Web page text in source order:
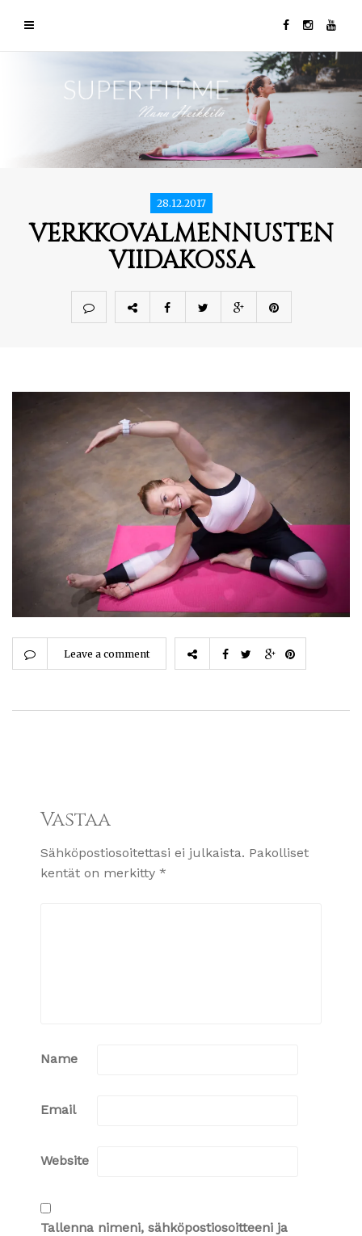
28.12.2017
VERKKOVALMENNUSTEN
VIIDAKOSSA
Leave a comment
Vastaa
Sähköpostiosoitettasi ei julkaista. Pakolliset
kentät on merkitty *
Name
Email
Website
Tallenna nimeni, sähköpostiosoitteeni ja